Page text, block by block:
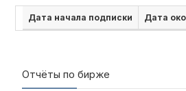
Дата начала подписки Дата
Отчёты по бирже